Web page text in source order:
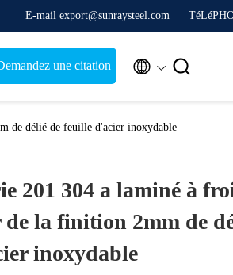
E-mail export@sunraysteel.com
une citation  
de délié de feuille d'acier inoxydable
201 304 a laminé à
de la finition 2mm de
inoxydable